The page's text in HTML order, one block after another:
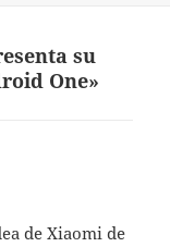
su
One»
de Xiaomi de